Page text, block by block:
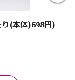
(本体)698円)